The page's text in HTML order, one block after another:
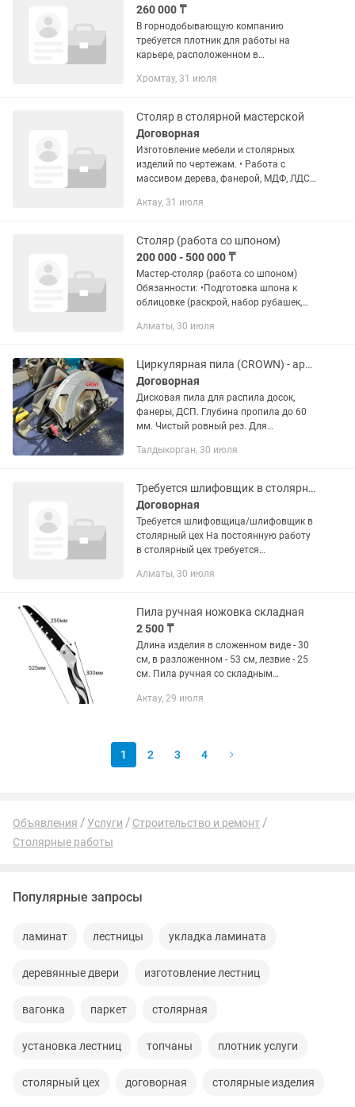
260 000 ₸
В горнодобывающую компанию
требуется плотник для работы на
карьере, расположенном в
район, месторождение Лиманное. 📌
и столярных...
Хромтау, 31 июля
Столяр в столярной мастерской
Договорная
Изготовление мебели и столярных
изделий по чертежам. • Работа с
массивом дерева, фанерой, МДФ, ЛДСП
изделий. • Работа на фрезерных,
Актау, 31 июля
Столяр (работа со шпоном)
200 000 - 500 000 ₸
Мастер-столяр (работа со шпоном)
Обязанности: •Подготовка шпона к
облицовке (раскрой, набор рубашек,
•Облицовка шпоном мебельных
Алматы, 30 июля
Циркулярная пила (CROWN) - аренда
Договорная
Дисковая пила для распила досок,
фанеры, ДСП. Глубина пропила до 60
мм. Чистый ровный рез. Для
Адрес: Талдыкорган, ул. Абая 68
от...
Талдыкорган, 30 июля
Требуется шлифовщик в столярный цех
Договорная
Требуется шлифовщица/шлифовщик в
столярный цех На постоянную работу
в столярный цех требуется
продукция: производство лестниц,
столярных...
Алматы, 30 июля
Пила ручная ножовка складная
2 500 ₸
Длина изделия в сложенном виде - 30
см, в разложенном - 53 см, лезвие - 25
см. Пила ручная со складным
строительных работ изготовлена из
Актау, 29 июля
1 2 3 4
Объявления Услуги
Строительство и ремонт
Столярные работы
Популярные запросы
ламинат лестницы укладка ламината
деревянные двери изготовление лестниц
вагонка паркет столярная
установка лестниц топчаны плотник услуги
столярный цех договорная столярные изделия